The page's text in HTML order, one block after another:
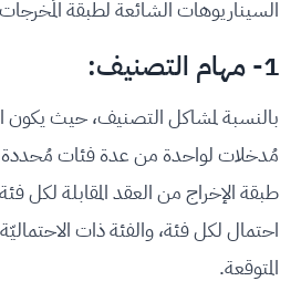
السيناريوهات الشائعة لطبقة
1- مهام التصنيف:
بالنسبة لمشاكل التصنيف، حيث
مُدخلات لواحدة من عدة فئات مُحددة
طبقة الإخراج من العقد المقابلة لكل
احتمال لكل فئة، والفئة ذات
المتوقعة.